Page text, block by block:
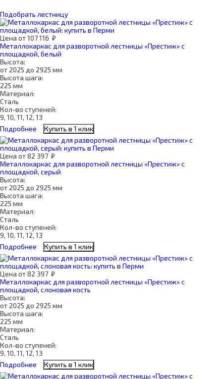
Подобрать лестницу
Цена от107 116 ₽
Металлокаркас для разворотной лестницы «Престиж» с
площадкой, белый
Высота:
от 2025 до 2925 мм
Высота шага:
225 мм
Материал:
Сталь
Кол-во ступеней:
9, 10, 11, 12, 13
Подробнее
Купить в 1 клик
Цена от82 397 ₽
Металлокаркас для разворотной лестницы «Престиж» с
площадкой, серый
Высота:
от 2025 до 2925 мм
Высота шага:
225 мм
Материал:
Сталь
Кол-во ступеней:
9, 10, 11, 12, 13
Подробнее
Купить в 1 клик
Цена от82 397 ₽
Металлокаркас для разворотной лестницы «Престиж» с
площадкой, слоновая кость
Высота:
от 2025 до 2925 мм
Высота шага:
225 мм
Материал:
Сталь
Кол-во ступеней:
9, 10, 11, 12, 13
Подробнее
Купить в 1 клик